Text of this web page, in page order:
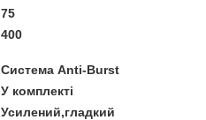
75
400
Система Anti-Burst
У комплекті
Усилений,гладкий